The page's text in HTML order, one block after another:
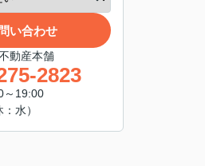
い合わせ
動産本舗
2823
～19:00
：水）